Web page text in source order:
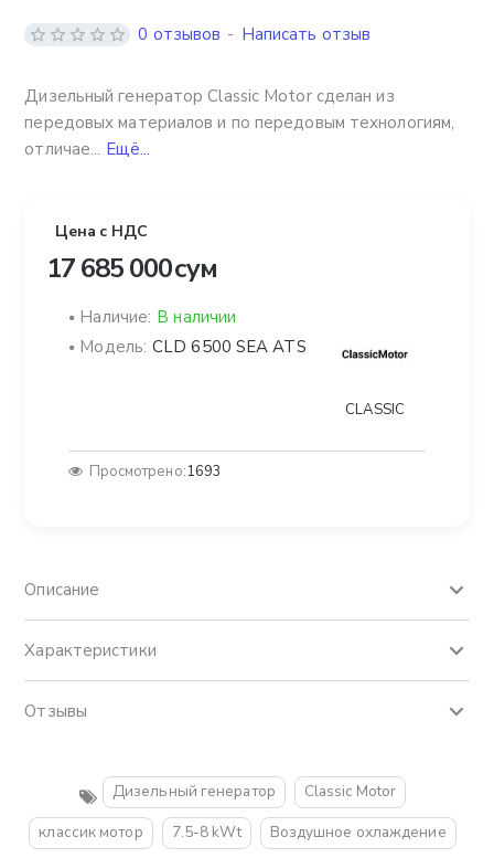
Дизельный генератор Classic Motor сделан из
передовых материалов и по передовым технологиям,
отличае... Ещё...
0 отзывов - Написать отзыв
Цена с НДС
17 685 000 сум
Наличие: В наличии
Модель: CLD 6500 SEA ATS
CLASSIC
Просмотрено:1693
Описание
Характеристики
Отзывы
Дизельный генератор
Classic Motor
классик мотор
7.5-8 kWt Воздушное охлаждение